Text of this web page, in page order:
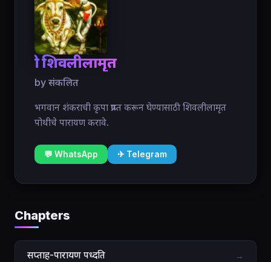
श्री शिवलीलामृत
by संकलित
भगवान शंकराची कृपा प्राप्त करून घेण्यासाठी शिवलीलामृत
पोथीचे पारायण करावे.
💬 WhatsApp ✈ Telegram
Chapters
सप्ताह-पारायण पध्दति →